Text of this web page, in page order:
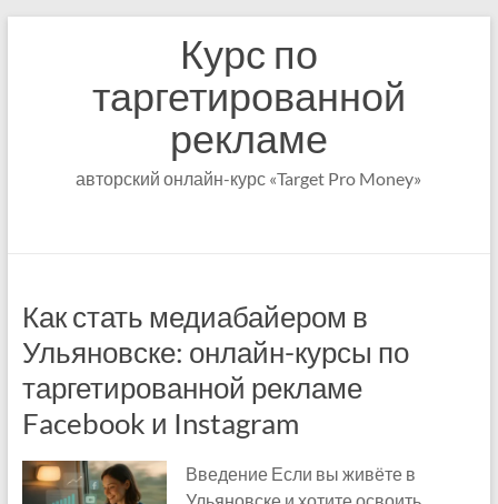
Курс по
таргетированной
рекламе
авторский онлайн-курс «Target Pro Money»
Как стать медиабайером в
Ульяновске: онлайн-курсы по
таргетированной рекламе
Facebook и Instagram
Введение Если вы живёте в